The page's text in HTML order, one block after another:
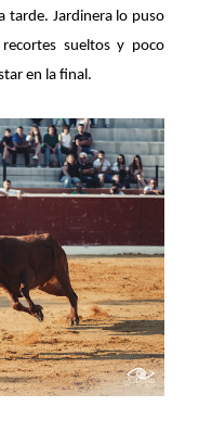
tarde. Jardinera lo puso
sueltos y poco
en la final.